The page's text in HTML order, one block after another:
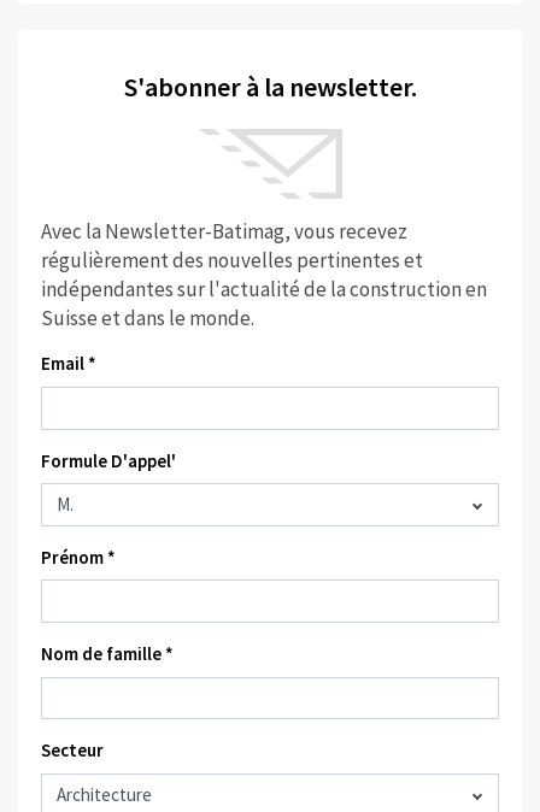
S'abonner à la newsletter.
Avec la Newsletter-Batimag, vous recevez
régulièrement des nouvelles pertinentes et
indépendantes sur l'actualité de la construction en
Suisse et dans le monde.
Email *
Formule D'appel'
Prénom *
Nom de famille *
Secteur